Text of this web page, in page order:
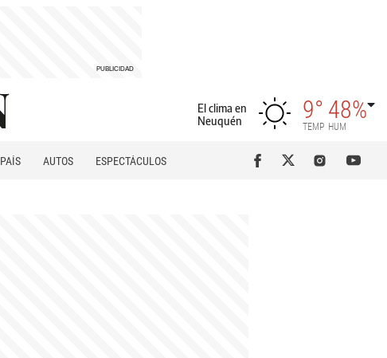
El clima en
Neuquén
9°
TEMP
48%
HUM
PAÍS AUTOS
ESPECTÁCULOS